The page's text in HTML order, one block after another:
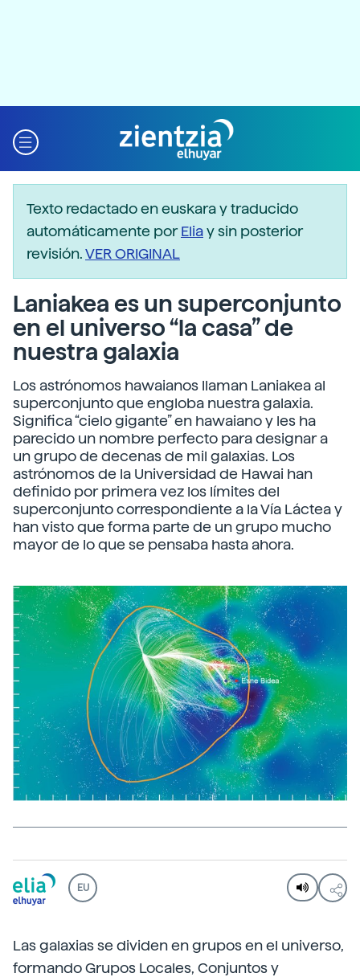
Texto redactado en euskara y traducido
automáticamente porEliay sin posterior
revisión.VER ORIGINAL
Laniakea es un superconjunto
en el universo “la casa” de
nuestra galaxia
Los astrónomos hawaianos llaman Laniakea al
superconjunto que engloba nuestra galaxia.
Significa “cielo gigante” en hawaiano y les ha
parecido un nombre perfecto para designar a
un grupo de decenas de mil galaxias. Los
astrónomos de la Universidad de Hawai han
definido por primera vez los límites del
superconjunto correspondiente a la Vía Láctea y
han visto que forma parte de un grupo mucho
mayor de lo que se pensaba hasta ahora.
EU
Las galaxias se dividen en grupos en el universo,
formando Grupos Locales, Conjuntos y